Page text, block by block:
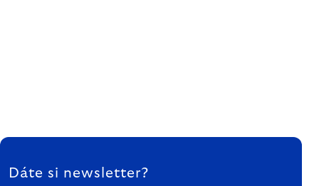
ZÁPÄTIE
Dáte si newsletter?